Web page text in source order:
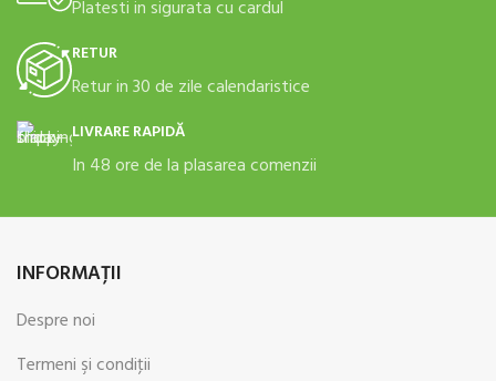
Platesti in sigurata cu cardul
RETUR
Retur in 30 de zile calendaristice
LIVRARE RAPIDĂ
In 48 ore de la plasarea comenzii
INFORMAŢII
Despre noi
Termeni şi condiţii